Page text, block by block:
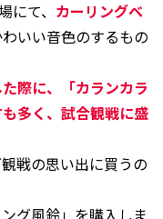
て、 カーリングベ
いい音色のするもの
際に、「カランカラ
多く、試合観戦に盛
戦の思い出に買うの
グ風鈴」を購入しま